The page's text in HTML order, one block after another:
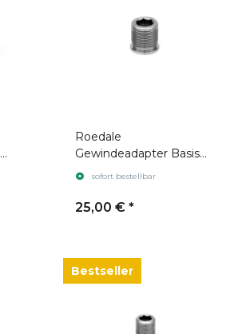
Roedale
Gewindeadapter Basis
M22x1,5 Metrisch
sofort bestellbar
25,00 € *
Bestseller